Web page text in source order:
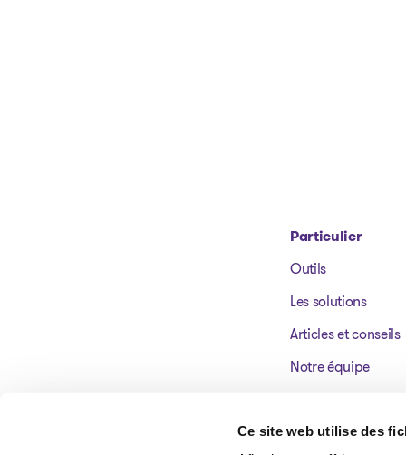
Ce site web utilise des
Particulier
Outils
Les solutions
Articles et conseils
Notre équipe
Témoignages